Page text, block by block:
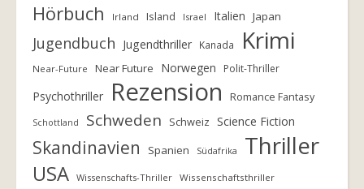
Hörbuch Irland Island Israel Italien Japan
Jugendbuch Jugendthriller Kanada Krimi
Near-Future Near Future Norwegen Polit-Thriller
Psychothriller Rezension Romance Fantasy
Schottland Schweden Schweiz Science Fiction
Skandinavien Spanien Südafrika Thriller
USA Wissenschafts-Thriller Wissenschaftsthriller